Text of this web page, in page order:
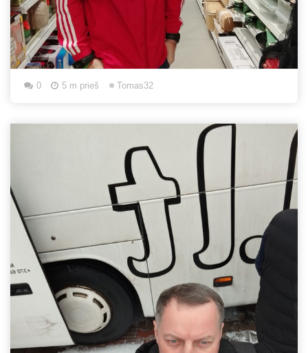
0 5 m prieš Tomas32